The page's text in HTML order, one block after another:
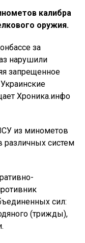
калибра
оружия.
за
нарушили
запрещенное
Хроника.инфо
из минометов
систем
сил:
(трижды),